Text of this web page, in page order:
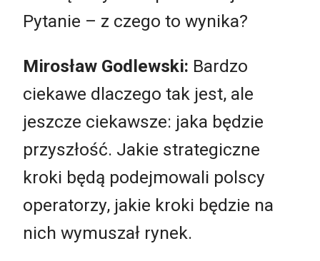
Pytanie – z czego to wynika?
Mirosław Godlewski: Bardzo
ciekawe dlaczego tak jest, ale
jeszcze ciekawsze: jaka będzie
przyszłość. Jakie strategiczne
kroki będą podejmowali polscy
operatorzy, jakie kroki będzie na
nich wymuszał rynek.